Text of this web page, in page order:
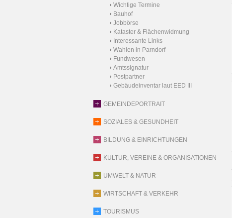
Wichtige Termine
Bauhof
Jobbörse
Kataster & Flächenwidmung
Interessante Links
Wahlen in Parndorf
Fundwesen
Amtssignatur
Postpartner
Gebäudeinventar laut EED III
GEMEINDEPORTRAIT
SOZIALES & GESUNDHEIT
BILDUNG & EINRICHTUNGEN
KULTUR, VEREINE & ORGANISATIONEN
UMWELT & NATUR
WIRTSCHAFT & VERKEHR
TOURISMUS